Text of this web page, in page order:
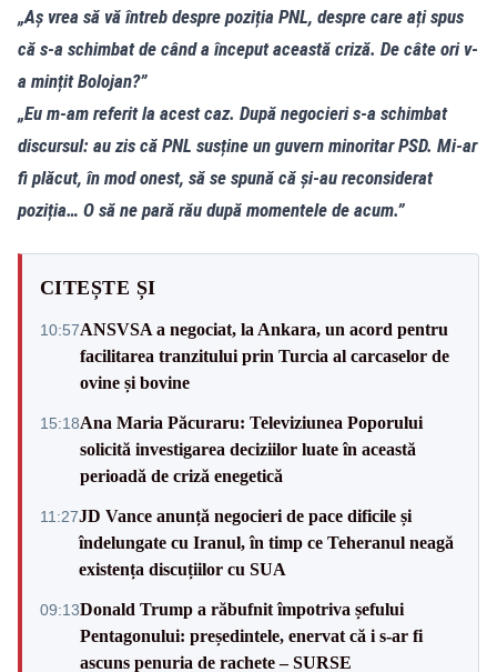
„Aș vrea să vă întreb despre poziția PNL, despre care ați spus
că s-a schimbat de când a început această criză. De câte ori v-
a mințit Bolojan?”
„Eu m-am referit la acest caz. După negocieri s-a schimbat
discursul: au zis că PNL susține un guvern minoritar PSD. Mi-ar
fi plăcut, în mod onest, să se spună că și-au reconsiderat
poziția… O să ne pară rău după momentele de acum.”
CITEȘTE ȘI
10:57ANSVSA a negociat, la Ankara, un acord pentru
facilitarea tranzitului prin Turcia al carcaselor de
ovine și bovine
15:18Ana Maria Păcuraru: Televiziunea Poporului
solicită investigarea deciziilor luate în această
perioadă de criză enegetică
11:27JD Vance anunță negocieri de pace dificile și
îndelungate cu Iranul, în timp ce Teheranul neagă
existența discuțiilor cu SUA
09:13Donald Trump a răbufnit împotriva șefului
Pentagonului: președintele, enervat că i s-ar fi
ascuns penuria de rachete – SURSE